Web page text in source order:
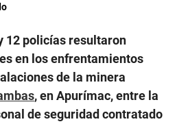
12 policías resultaron
en los enfrentamientos
de la minera
, en Apurímac, entre la
de seguridad contratado